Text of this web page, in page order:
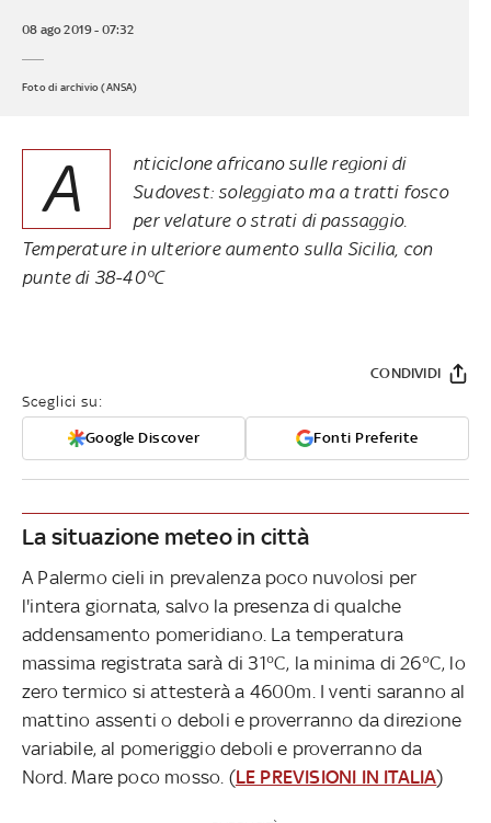
08 ago 2019 - 07:32
Foto di archivio (ANSA)
A
nticiclone africano sulle regioni di
Sudovest: soleggiato ma a tratti fosco
per velature o strati di passaggio.
Temperature in ulteriore aumento sulla Sicilia, con
punte di 38-40°C
Sceglici su:
Google Discover Fonti Preferite
CONDIVIDI
La situazione meteo in città
A Palermo cieli in prevalenza poco nuvolosi per
l'intera giornata, salvo la presenza di qualche
addensamento pomeridiano. La temperatura
massima registrata sarà di 31°C, la minima di 26°C, lo
zero termico si attesterà a 4600m. I venti saranno al
mattino assenti o deboli e proverranno da direzione
variabile, al pomeriggio deboli e proverranno da
Nord. Mare poco mosso. (LE PREVISIONI IN ITALIA)